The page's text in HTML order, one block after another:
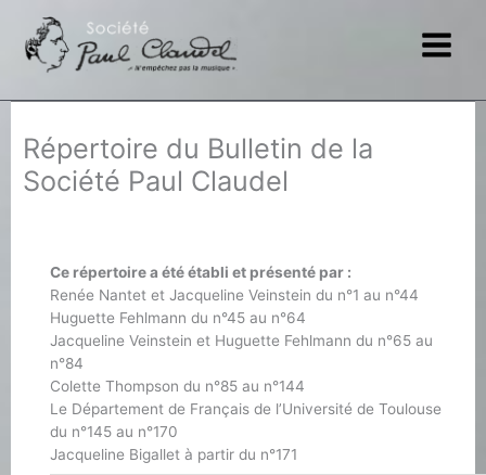
contenu
Répertoire du Bulletin de la
Société Paul Claudel
Ce répertoire a été établi et présenté par :
Renée Nantet et Jacqueline Veinstein du n°1 au n°44
Huguette Fehlmann du n°45 au n°64
Jacqueline Veinstein et Huguette Fehlmann du n°65 au
n°84
Colette Thompson du n°85 au n°144
Le Département de Français de l’Université de Toulouse
du n°145 au n°170
Jacqueline Bigallet à partir du n°171